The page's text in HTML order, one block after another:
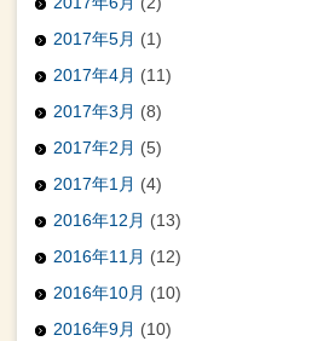
2017年5月 (1)
2017年4月 (11)
2017年3月 (8)
2017年2月 (5)
2017年1月 (4)
2016年12月 (13)
2016年11月 (12)
2016年10月 (10)
2016年9月 (10)